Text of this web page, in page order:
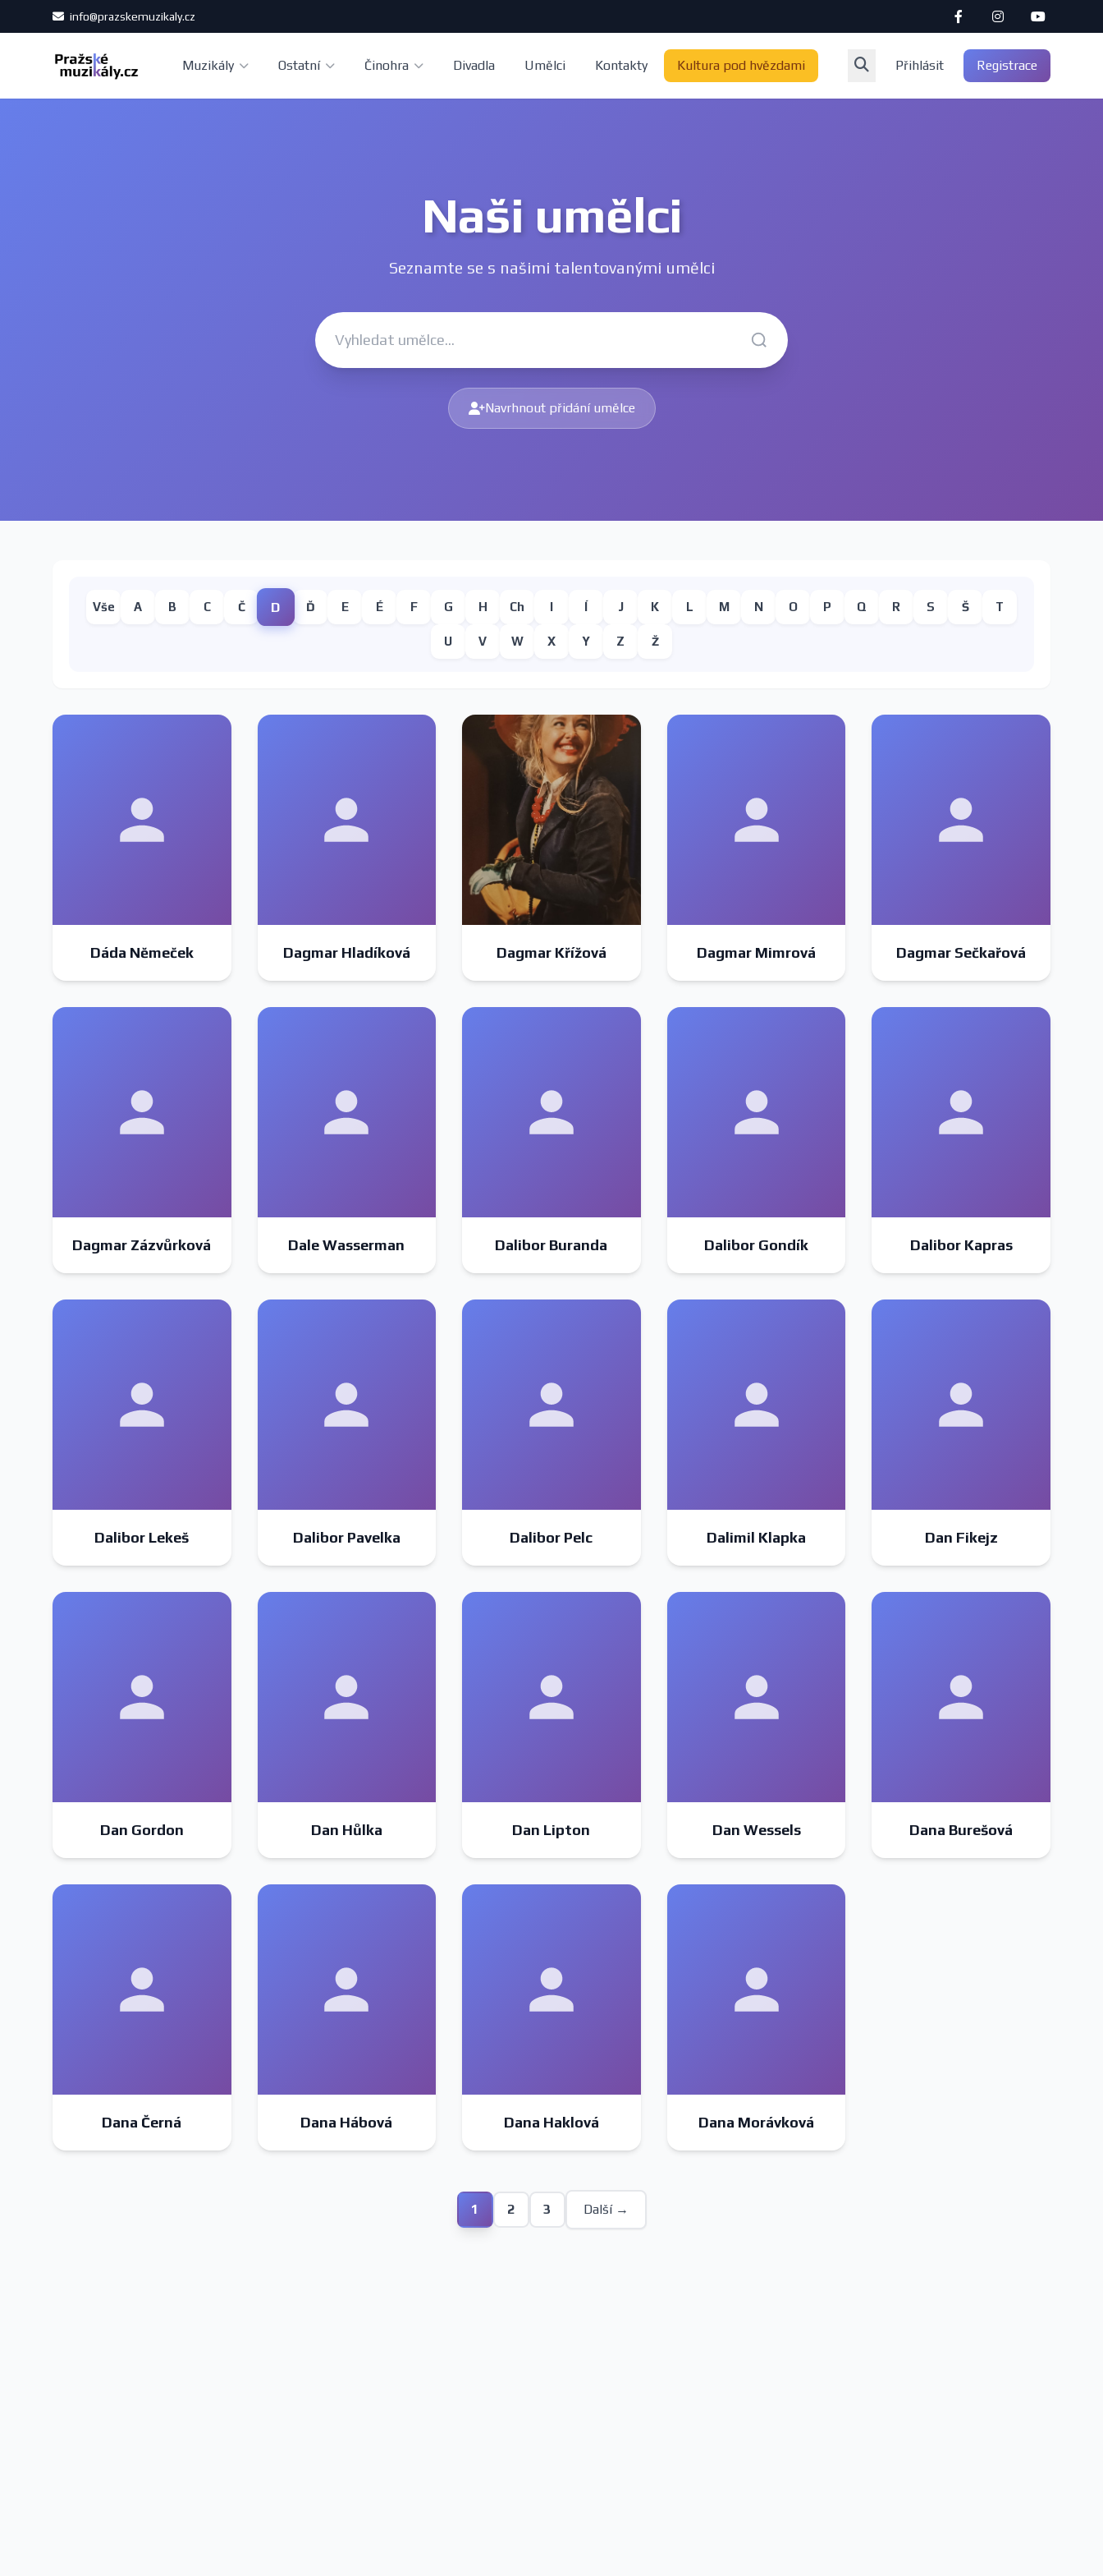
info@prazskemuzikaly.cz
Muzikály Ostatní Činohra Divadla Umělci Kontakty Kultura pod hvězdami Přihlásit Registrace
Naši umělci
Seznamte se s našimi talentovanými umělci
Navrhnout přidání umělce
Vše A B C Č D Ď E É F G H Ch I Í J K L M N O P Q R S Š T
U V W X Y Z Ž
Dáda Němeček Dagmar Hladíková Dagmar Křížová Dagmar Mimrová Dagmar Sečkařová
Dagmar Zázvůrková Dale Wasserman Dalibor Buranda Dalibor Gondík Dalibor Kapras
Dalibor Lekeš Dalibor Pavelka Dalibor Pelc Dalimil Klapka Dan Fikejz
Dan Gordon Dan Hůlka Dan Lipton Dan Wessels Dana Burešová
Dana Černá Dana Hábová Dana Haklová Dana Morávková
1 2 3 Další →